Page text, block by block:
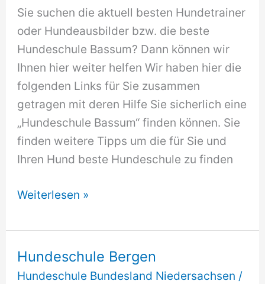
Sie suchen die aktuell besten Hundetrainer
oder Hundeausbilder bzw. die beste
Hundeschule Bassum? Dann können wir
Ihnen hier weiter helfen Wir haben hier die
folgenden Links für Sie zusammen
getragen mit deren Hilfe Sie sicherlich eine
„Hundeschule Bassum“ finden können. Sie
finden weitere Tipps um die für Sie und
Ihren Hund beste Hundeschule zu finden
Hundeschule
Weiterlesen »
Hundeschule Bergen
Hundeschule Bundesland Niedersachsen /